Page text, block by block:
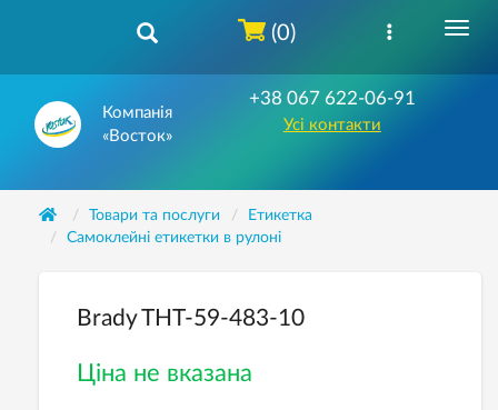
Компанія
«Восток»
+38 067 622-06-91
Усі контакти
(0)
Товари та послуги
Етикетка
Самоклейні етикетки в рулоні
Brady THT-59-483-10
Ціна не вказана